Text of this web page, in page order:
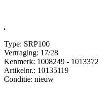
.
Type: SRP100
Vertraging: 17/28
Kenmerk: 1008249 - 1013372
Artikelnr.: 10135119
Conditie: nieuw